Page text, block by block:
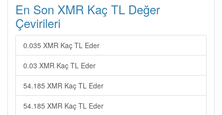
En Son XMR Kaç TL Değer
Çevirileri
0.035 XMR Kaç TL Eder
0.03 XMR Kaç TL Eder
54.185 XMR Kaç TL Eder
54.185 XMR Kaç TL Eder